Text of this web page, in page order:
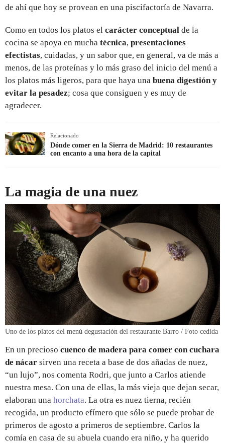
de ahí que hoy se provean en una piscifactoría de Navarra.
Como en todos los platos el carácter conceptual de la
cocina se apoya en mucha técnica, presentaciones
efectistas, cuidadas, y un sabor que, en general, va de más a
menos, de las proteínas y lo más graso del inicio del menú a
los platos más ligeros, para que haya una buena digestión y
evitar la pesadez; cosa que consiguen y es muy de
agradecer.
Relacionado
Dónde comer en la Sierra de Madrid: 10 restaurantes
con encanto a una hora de la capital
La magia de una nuez
Uno de los platos del menú degustación del restaurante Barro / Foto cedida
En un precioso cuenco de madera para comer con cuchara
de nácar sirven una receta a base de dos añadas de nuez,
“un lujo”, nos comenta Rodri, que junto a Carlos atiende
nuestra mesa. Con una de ellas, la más vieja que dejan secar,
elaboran una horchata. La otra es nuez tierna, recién
recogida, un producto efímero que sólo se puede probar de
primeros de agosto a primeros de septiembre. Carlos la
comía en casa de su abuela cuando era niño, y ha querido